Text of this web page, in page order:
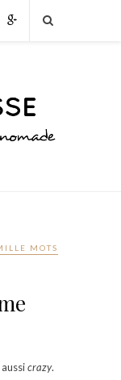
MOTS
crazy.